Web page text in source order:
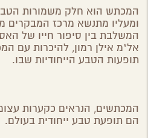
המכתש הוא חלק משמורות
ומעליו מתנשא מרכז המבקרים
המשלבת בין סיפור חייו של
אל"מ אילן רמון, להיכרות עם
תופעות הטבע הייחודיות שבו.
המכתשים, הנראים כקערות
הם תופעת טבע ייחודית בעולם.